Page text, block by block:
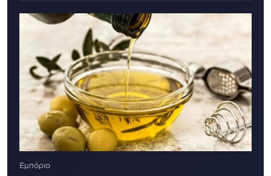
Εμπόριο